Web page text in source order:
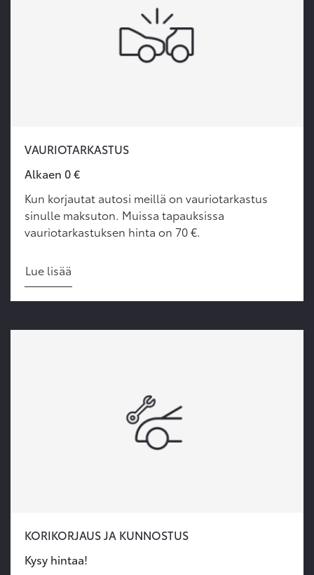
VAURIOTARKASTUS
Alkaen 0 €
Kun korjautat autosi meillä on vauriotarkastus
sinulle maksuton. Muissa tapauksissa
vauriotarkastuksen hinta on 70 €.
Lue lisää
KORIKORJAUS JA KUNNOSTUS
Kysy hintaa!